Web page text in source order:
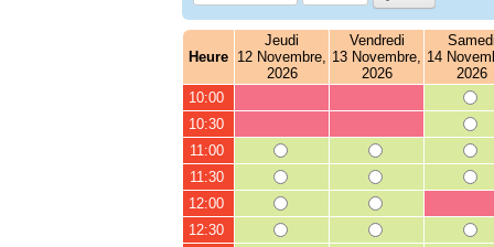
Heure
Jeudi
12 Novembre,
2026
Vendredi
13 Novembre,
2026
14
2026
10:00
10:30
11:00
11:30
12:00
12:30